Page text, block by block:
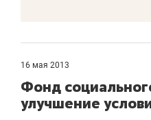
16 мая 2013
Фонд
улучшение